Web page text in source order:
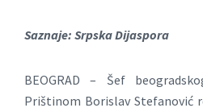
Saznaje: Srpska Dijaspora
BEOGRAD – Šef
Prištinom Borislav Stefanović